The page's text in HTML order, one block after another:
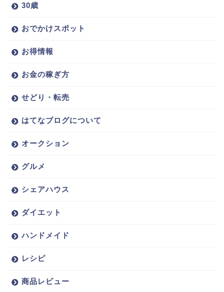
30歳
おでかけスポット
お得情報
お金の稼ぎ方
せどり・転売
はてなブログについて
オークション
グルメ
シェアハウス
ダイエット
ハンドメイド
レシピ
商品レビュー